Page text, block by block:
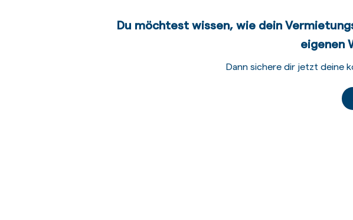
Du möchtest wissen, wie dein
eigenen
Dann sichere dir jetzt deine